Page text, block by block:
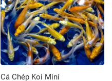
Cá Chép Koi Mini